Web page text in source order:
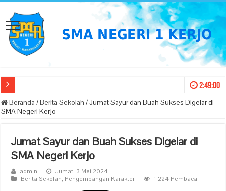
2:49:01
Beranda /Berita Sekolah /Jumat Sayur dan Buah Sukses Digelar di
SMA Negeri Kerjo
Jumat Sayur dan Buah Sukses Digelar di
SMA Negeri Kerjo
admin
Jumat, 3 Mei 2024
Berita Sekolah, Pengembangan Karakter 1,224 Pembaca